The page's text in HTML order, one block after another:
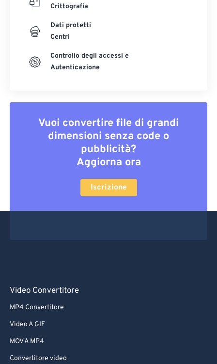
Crittografia
Dati protetti
Centri
Controllo degli accessi e
Autenticazione
Vuoi convertire file di grandi
dimensioni senza code o
pubblicità?
Aggiorna ora
Iscrizione
Video Convertitore
MP4 Convertitore
Video A GIF
MOV A MP4
Convertitore video